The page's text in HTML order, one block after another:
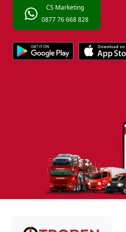
CS Marketing
0877 76 668 828